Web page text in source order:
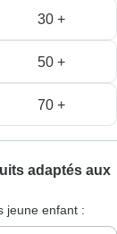
30 +
50 +
70 +
adaptés aux
jeune enfant :